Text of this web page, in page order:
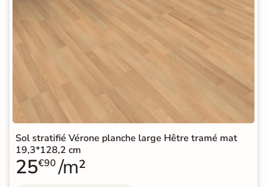
Sol stratifié Vérone planche large Hêtre tramé mat
19,3*128,2 cm
25€90 /m²